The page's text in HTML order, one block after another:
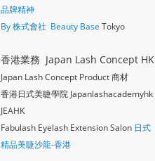
品牌精神
By 株式會社 Beauty Base Tokyo
香港業務 Japan Lash Concept HK
Japan Lash Concept Product 商材
香港日式美睫學院 Japanlashacademyhk
JEAHK
Fabulash Eyelash Extension Salon 日式
精品美睫沙龍-香港